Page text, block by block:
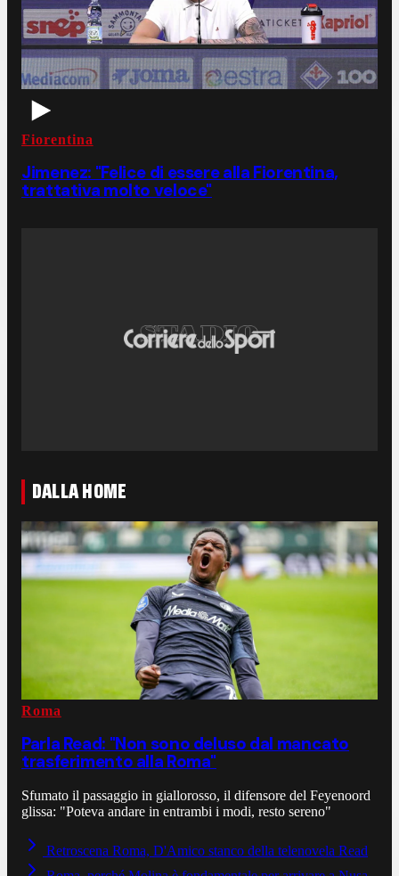
Fiorentina
Jimenez: "Felice di essere alla Fiorentina,
trattativa molto veloce"
DALLA HOME
Roma
Parla Read: "Non sono deluso dal mancato
trasferimento alla Roma"
Sfumato il passaggio in giallorosso, il difensore del Feyenoord
glissa: "Poteva andare in entrambi i modi, resto sereno"
Retroscena Roma, D'Amico stanco della telenovela Read